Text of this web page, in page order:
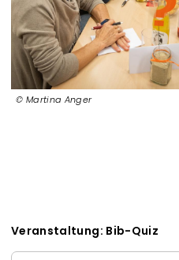
Martina Anger
Veranstaltung: Bib-Quiz